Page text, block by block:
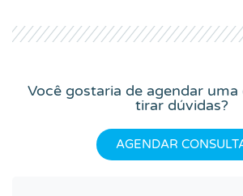
Você gostaria de agendar
tirar dúvidas?
AGENDAR